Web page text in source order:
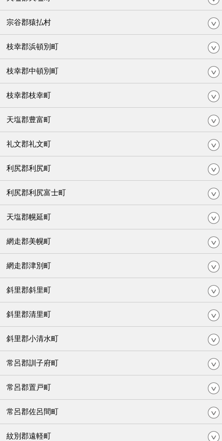
宗谷郡猿払村
枝幸郡浜頓別町
枝幸郡中頓別町
枝幸郡枝幸町
天塩郡豊富町
礼文郡礼文町
利尻郡利尻町
利尻郡利尻富士町
天塩郡幌延町
網走郡美幌町
網走郡津別町
斜里郡斜里町
斜里郡清里町
斜里郡小清水町
常呂郡訓子府町
常呂郡置戸町
常呂郡佐呂間町
紋別郡遠軽町